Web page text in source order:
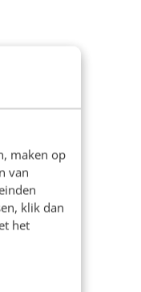
maken op
van
klik dan
het